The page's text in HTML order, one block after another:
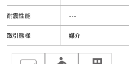
耐震性能 ---
取引態様 媒介